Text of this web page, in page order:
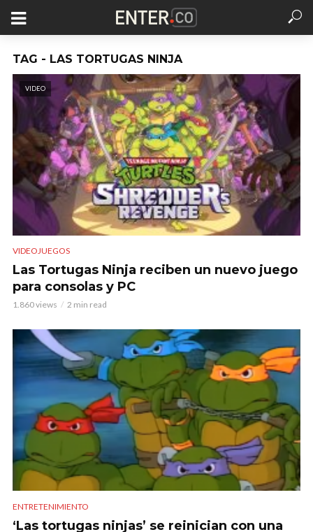
TAG - LAS TORTUGAS NINJA
VIDEO
VIDEOJUEGOS
Las Tortugas Ninja reciben un nuevo juego
para consolas y PC
1.860 views 2 min read
ENTRETENIMIENTO
‘Las tortugas ninjas’ se reinician con una